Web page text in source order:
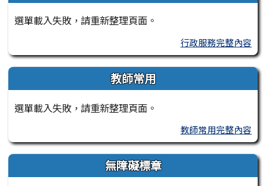
選單載入失敗，請重新整理頁面。
行政服務完整內容
教師常用
選單載入失敗，請重新整理頁面。
教師常用完整內容
無障礙標章